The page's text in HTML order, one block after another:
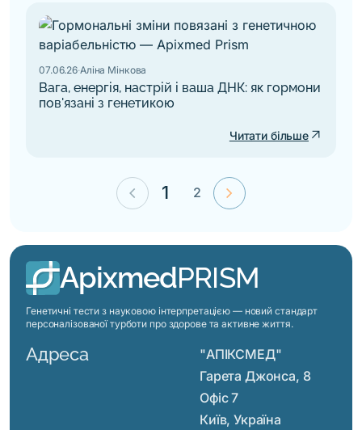
07.06.26·Аліна Мінкова
Вага, енергія, настрій і ваша ДНК: як гормони
пов'язані з генетикою
Читати більше arrow_outward
keyboard_arrow_left 1 2 keyboard_arrow_right
ApixmedPRISM
Генетичні тести з науковою інтерпретацією — новий стандарт
персоналізованої турботи про здорове та активне життя.
Адреса
"АПІКСМЕД"
Гарета Джонса, 8
Офіс 7
Київ, Україна